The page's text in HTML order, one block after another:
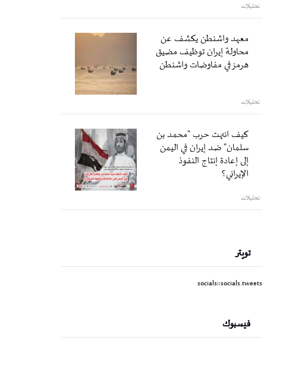
تحليلات
معهد واشنطن يكشف عن
محاولة إيران توظيف مضيق
هرمز في مفاوضات واشنطن
تحليلات
كيف انتهت حرب "محمد بن
سلمان" ضد إيران في اليمن
إلى إعادة إنتاج النفوذ
الإيراني؟
تحليلات
تويتر
socials::socials.tweets
فيسبوك